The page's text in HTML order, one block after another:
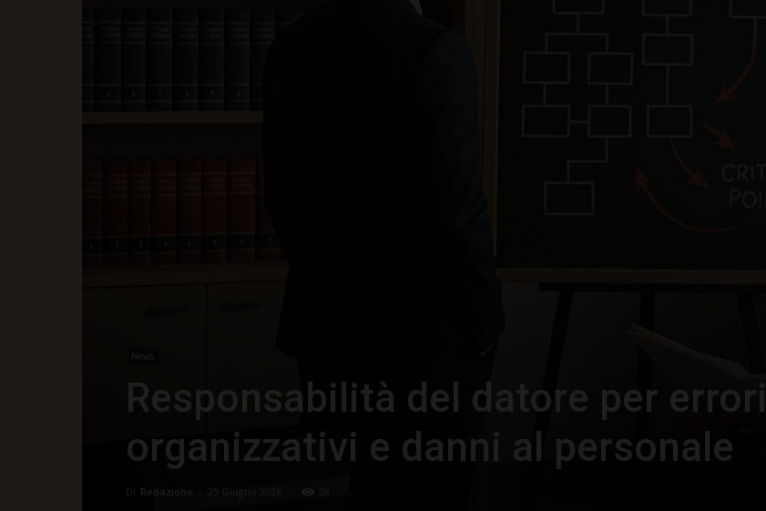
News
Responsabilità del datore per errori
organizzativi e danni al personale
Di Redazione 25 Giugno 2026